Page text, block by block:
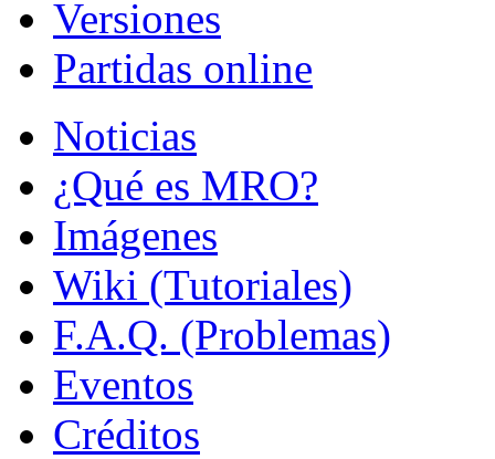
Versiones
Partidas online
Noticias
¿Qué es MRO?
Imágenes
Wiki (Tutoriales)
F.A.Q. (Problemas)
Eventos
Créditos